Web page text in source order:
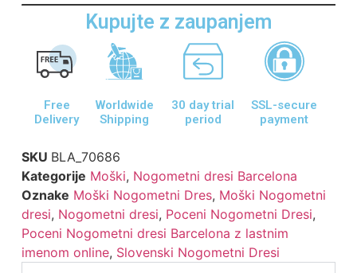
Kupujte z zaupanjem
Free
Delivery
Worldwide
Shipping
30 day trial
period
SSL-secure
payment
SKU BLA_70686
Kategorije Moški, Nogometni dresi Barcelona
Oznake Moški Nogometni Dres, Moški Nogometni
dresi, Nogometni dresi, Poceni Nogometni Dresi,
Poceni Nogometni dresi Barcelona z lastnim
imenom online, Slovenski Nogometni Dresi